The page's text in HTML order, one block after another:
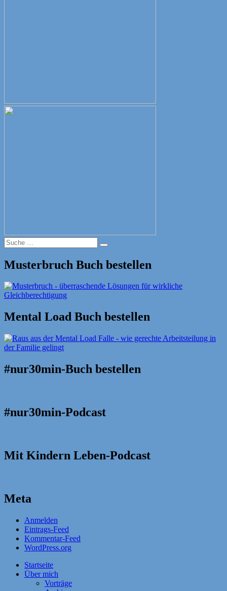
Suche
nach:
Suche
Musterbruch Buch bestellen
Mental Load Buch bestellen
#nur30min-Buch bestellen
#nur30min-Podcast
Mit Kindern Leben-Podcast
Meta
Anmelden
Eintrags-Feed
Kommentar-Feed
WordPress.org
Startseite
Über mich
Vorträge